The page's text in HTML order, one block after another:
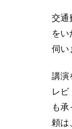
交通
を
伺い
講演
レ
も
頼は